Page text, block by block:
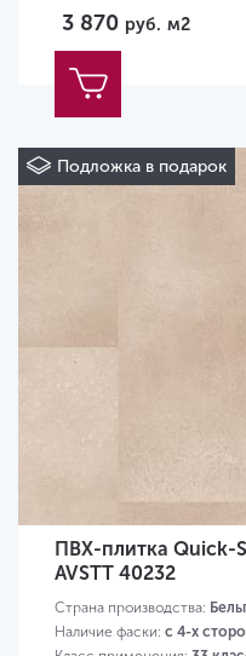
3 870 руб. м2
Подложка в подарок
ПВХ-плитка Quick-
AVSTT 40232
Страна производства:
Наличие фаски: с 4-х